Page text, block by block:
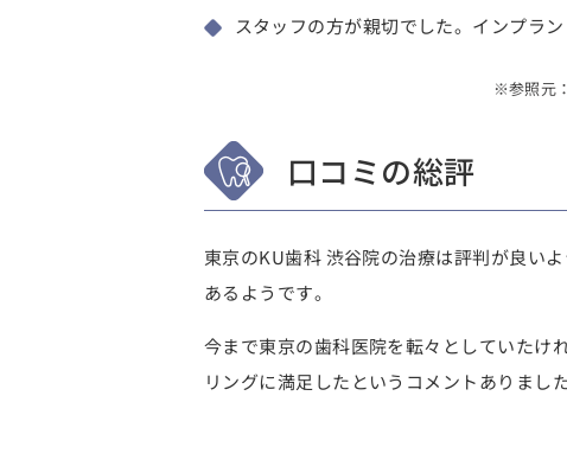
スタッフの方が親切でした。インプラ
※参照元
口コミの総評
東京のKU歯科 渋谷院の治療は評判が良い
あるようです。
今まで東京の歯科医院を転々としていたけ
リングに満足したというコメントありました